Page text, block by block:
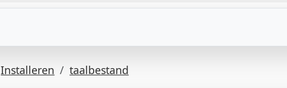
Installeren taalbestand